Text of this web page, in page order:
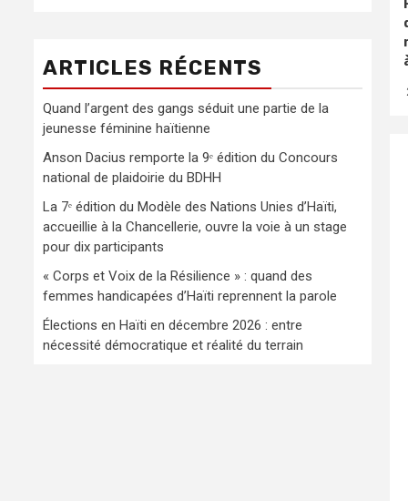
ARTICLES RÉCENTS
Quand l’argent des gangs séduit une partie de la
jeunesse féminine haïtienne
Anson Dacius remporte la 9ᵉ édition du Concours
national de plaidoirie du BDHH
La 7ᵉ édition du Modèle des Nations Unies d’Haïti,
accueillie à la Chancellerie, ouvre la voie à un stage
pour dix participants
« Corps et Voix de la Résilience » : quand des
femmes handicapées d’Haïti reprennent la parole
Élections en Haïti en décembre 2026 : entre
nécessité démocratique et réalité du terrain